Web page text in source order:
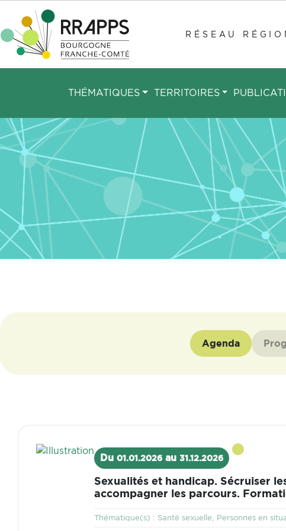
contenu
principal
RÉSEAU
THÉMATIQUES TERRITOIRES
Agenda
Visuel
Du 01.01.2026 au 31.12.2026
Sexualités et handicap. Sécruiser
accompagner les parcours.
Thématique(s) : Thématique
Santé sexuelle Personnes en